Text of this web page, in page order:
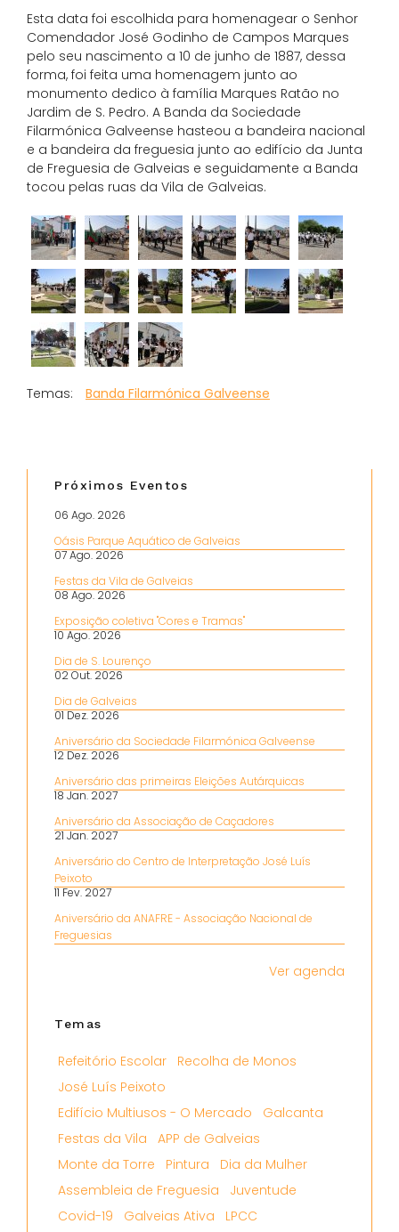
Esta data foi escolhida para homenagear o Senhor
Comendador José Godinho de Campos Marques
pelo seu nascimento a 10 de junho de 1887, dessa
forma, foi feita uma homenagem junto ao
monumento dedico à família Marques Ratão no
Jardim de S. Pedro. A Banda da Sociedade
Filarmónica Galveense hasteou a bandeira nacional
e a bandeira da freguesia junto ao edifício da Junta
de Freguesia de Galveias e seguidamente a Banda
tocou pelas ruas da Vila de Galveias.
Banda Filarmónica Galveense
Próximos Eventos
06 Ago. 2026
Oásis Parque Aquático de Galveias
07 Ago. 2026
Festas da Vila de Galveias
08 Ago. 2026
Exposição coletiva "Cores e Tramas"
10 Ago. 2026
Dia de S. Lourenço
02 Out. 2026
Dia de Galveias
01 Dez. 2026
Aniversário da Sociedade Filarmónica Galveense
12 Dez. 2026
Aniversário das primeiras Eleições Autárquicas
18 Jan. 2027
Aniversário da Associação de Caçadores
21 Jan. 2027
Aniversário do Centro de Interpretação José Luís
Peixoto
11 Fev. 2027
Aniversário da ANAFRE - Associação Nacional de
Freguesias
Ver agenda
Temas
Refeitório Escolar
Recolha de Monos
José Luís Peixoto
Edifício Multiusos - O Mercado
Galcanta
Festas da Vila
APP de Galveias
Monte da Torre
Pintura
Dia da Mulher
Assembleia de Freguesia
Juventude
Covid-19
Galveias Ativa
LPCC